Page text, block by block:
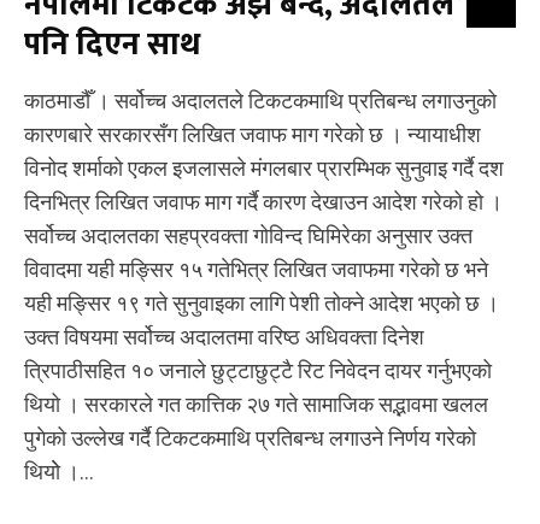
पनि दिएन साथ
काठमाडौँ । सर्वोच्च अदालतले टिकटकमाथि प्रतिबन्ध लगाउनुको
कारणबारे सरकारसँग लिखित जवाफ माग गरेको छ । न्यायाधीश
विनोद शर्माको एकल इजलासले मंगलबार प्रारम्भिक सुनुवाइ गर्दै दश
दिनभित्र लिखित जवाफ माग गर्दै कारण देखाउन आदेश गरेको हो ।
सर्वोच्च अदालतका सहप्रवक्ता गोविन्द घिमिरेका अनुसार उक्त
विवादमा यही मङ्सिर १५ गतेभित्र लिखित जवाफमा गरेको छ भने
यही मङ्सिर १९ गते सुनुवाइका लागि पेशी तोक्ने आदेश भएको छ ।
उक्त विषयमा सर्वोच्च अदालतमा वरिष्ठ अधिवक्ता दिनेश
त्रिपाठीसहित १० जनाले छुट्टाछुट्टै रिट निवेदन दायर गर्नुभएको
थियो । सरकारले गत कात्तिक २७ गते सामाजिक सद्भावमा खलल
पुगेको उल्लेख गर्दै टिकटकमाथि प्रतिबन्ध लगाउने निर्णय गरेको
थियोे ।...